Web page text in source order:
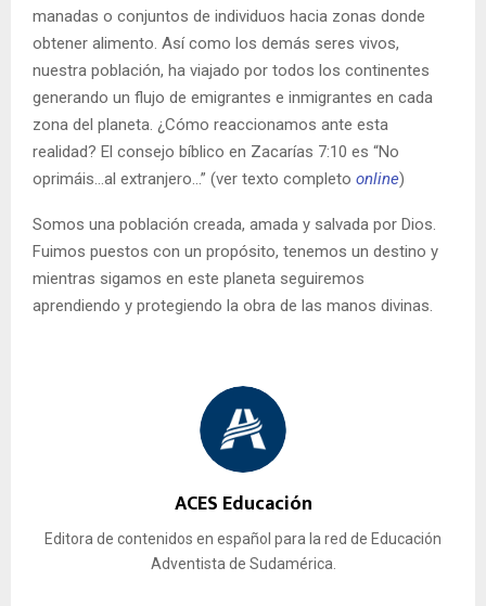
manadas o conjuntos de individuos hacia zonas donde
obtener alimento. Así como los demás seres vivos,
nuestra población, ha viajado por todos los continentes
generando un flujo de emigrantes e inmigrantes en cada
zona del planeta. ¿Cómo reaccionamos ante esta
realidad? El consejo bíblico en Zacarías 7:10 es “No
oprimáis…al extranjero…” (ver texto completo online)
Somos una población creada, amada y salvada por Dios.
Fuimos puestos con un propósito, tenemos un destino y
mientras sigamos en este planeta seguiremos
aprendiendo y protegiendo la obra de las manos divinas.
ACES Educación
Editora de contenidos en español para la red de Educación
Adventista de Sudamérica.